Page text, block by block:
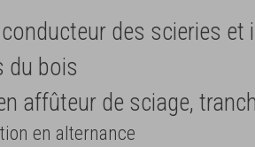
des scieries et
du bois
affûteur de sciage,
en alternance